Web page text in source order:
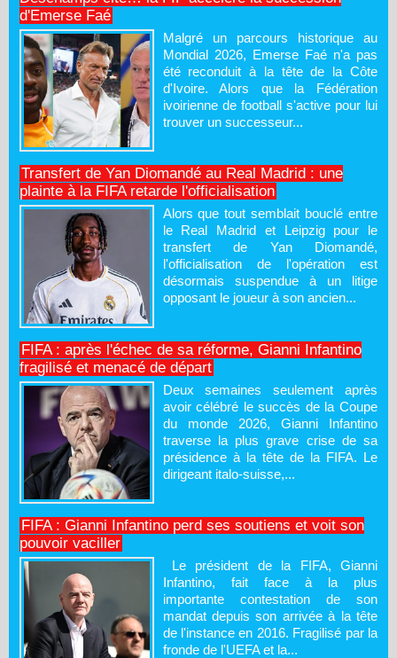
d'Emerse Faé
Malgré un parcours historique au
Mondial 2026, Emerse Faé n'a pas
été reconduit à la tête de la Côte
d'Ivoire. Alors que la Fédération
ivoirienne de football s'active pour lui
trouver un successeur...
Transfert de Yan Diomandé au Real Madrid : une
plainte à la FIFA retarde l'officialisation
Alors que tout semblait bouclé entre
le Real Madrid et Leipzig pour le
transfert de Yan Diomandé,
l'officialisation de l'opération est
désormais suspendue à un litige
opposant le joueur à son ancien...
FIFA : après l'échec de sa réforme, Gianni Infantino
fragilisé et menacé de départ
Deux semaines seulement après
avoir célébré le succès de la Coupe
du monde 2026, Gianni Infantino
traverse la plus grave crise de sa
présidence à la tête de la FIFA. Le
dirigeant italo-suisse,...
FIFA : Gianni Infantino perd ses soutiens et voit son
pouvoir vaciller
Le président de la FIFA, Gianni
Infantino, fait face à la plus
importante contestation de son
mandat depuis son arrivée à la tête
de l'instance en 2016. Fragilisé par la
fronde de l'UEFA et la...